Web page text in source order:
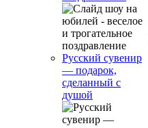
Русский сувенир
— подарок,
сделанный с
душой